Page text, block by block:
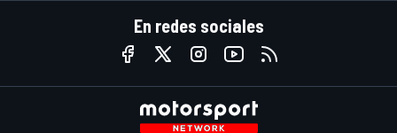
En redes sociales